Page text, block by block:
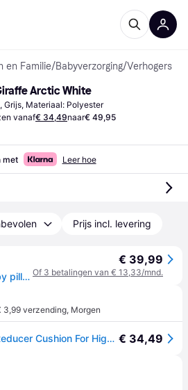
en Familie/Babyverzorging/Verhogers
Arctic White
Grijs, Materiaal: Polyester
vanaf€ 34,49naar€ 49,95
met Leer hoe
Prijs incl. levering
Bugaboo Giraffe baby pillow set - Grey
€ 39,99
Of 3 betalingen van € 13,33/mnd.
3,99 verzending, Morgen
Bugaboo Giraffe Baby Reducer Cushion For Highchair Transparant Kinderen € 34,49